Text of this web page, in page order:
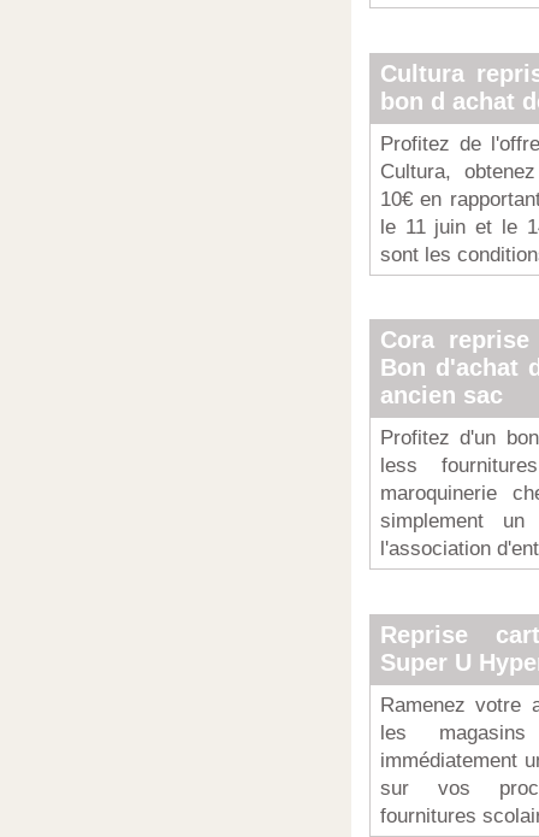
Cultura
bon d achat
Profitez de
Cultura,
10€ en
le 11 juin et le
sont les
Cora
Bon d'achat
ancien sac
Profitez d'un
less
maroquinerie
simplement
l'association
Reprise
Super U
Ramenez votre
les
immédiatement
sur vos
fournitures